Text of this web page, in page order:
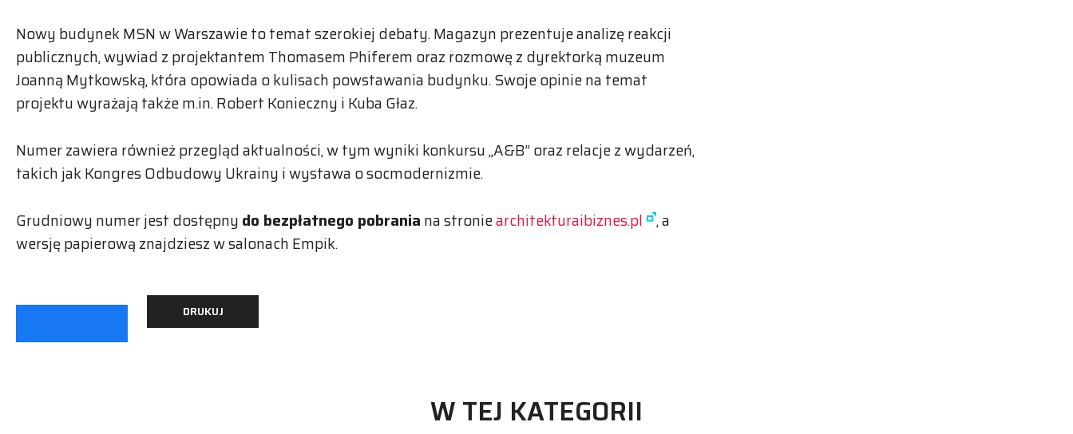
Nowy budynek MSN w Warszawie to temat szerokiej debaty. Magazyn prezentuje analizę reakcji
publicznych, wywiad z projektantem Thomasem Phiferem oraz rozmowę z dyrektorką muzeum
Joanną Mytkowską, która opowiada o kulisach powstawania budynku. Swoje opinie na temat
projektu wyrażają także m.in. Robert Konieczny i Kuba Głaz.
Numer zawiera również przegląd aktualności, w tym wyniki konkursu „A&B” oraz relacje z wydarzeń,
takich jak Kongres Odbudowy Ukrainy i wystawa o socmodernizmie.
Grudniowy numer jest dostępny do bezpłatnego pobrania na stroniearchitekturaibiznes.pl
, a
wersję papierową znajdziesz w salonach Empik.
DRUKUJ
W TEJ KATEGORII